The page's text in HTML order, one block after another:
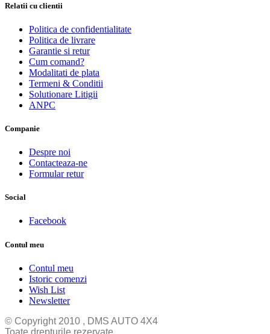
Relatii cu clientii
Politica de confidentialitate
Politica de livrare
Garantie si retur
Cum comand?
Modalitati de plata
Termeni & Conditii
Solutionare Litigii
ANPC
Companie
Despre noi
Contacteaza-ne
Formular retur
Social
Facebook
Contul meu
Contul meu
Istoric comenzi
Wish List
Newsletter
© Copyright 2010 , DMS AUTO 4X4
Toate drepturile rezervate.